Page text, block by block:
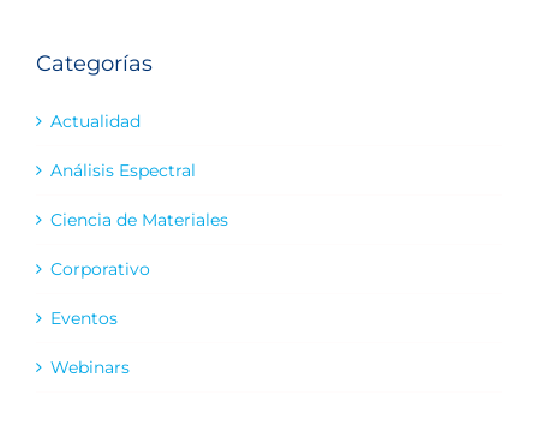
Categorías
Actualidad
Análisis Espectral
Ciencia de Materiales
Corporativo
Eventos
Webinars